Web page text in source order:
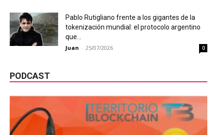
Pablo Rutigliano frente a los gigantes de la
tokenización mundial: el protocolo argentino
que...
Juan - 25/07/2026 0
PODCAST